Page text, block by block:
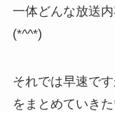
一体どんな放送
(*^^*)
それでは早速です
をまとめていき